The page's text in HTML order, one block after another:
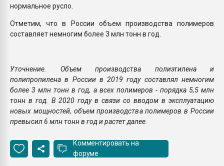
нормальное русло.
Отметим, что в России объем производства полимеров
составляет немногим более 3 млн тонн в год.
Уточнение. Объем производства полиэтилена и
полипропилена в России в 2019 году составлял немногим
более 3 млн тонн в год, а всех полимеров - порядка 5,5 млн
тонн в год. В 2020 году в связи со вводом в эксплуатацию
новых мощностей, объем производства полимеров в России
превысил 6 млн тонн в год и растет далее.
Комментировать на
форуме